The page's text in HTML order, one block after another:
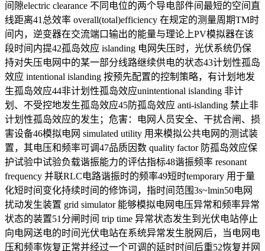
间隙electric clearance 不同电位的两个导电部件间最短的空间直
线距离41总效率 overall(total)efficiency 在规定的测量周期TM时
间内，逆变器在交流端口输出的能量与理论上PV模拟器在该
段时间内提42孤岛效应 islanding 电网失压时，光伏系统仍保
持对失压电网中的某一部分线路继续供电的状态43计划性孤岛
效应 intentional islanding 按预先配置的控制策略，有计划地发
生孤岛效应44非计划性孤岛效应unintentional islanding 非计
划、不受控地发生孤岛效应45防孤岛效应 anti-islanding 禁止非
计划性孤岛效应的发生；危害：电网人员安全、干扰合闸、损
害设备46模拟电网 simulated utility 用来模拟公共电网的测试装
置，其电压和频率可调47品质因数 quality factor 防孤岛效应保
护试验中试验负载谐振能力的评估指标48谐振频率 resonant
frequency 并联RLC电路谐振时的频率49短时temporary 用于量
化短时间变化持续时间的修饰词，指时间范围3s~lmin50电网
扰动发生装置 grid simulator 能够模拟电网电压异常和频率异常
状态的装置51分闸时间 trip time 异常状态发生到光伏电站停止
向电网送电的时间光伏电站在系统异常发生脱网后，当电网电
压和频率恢复正常并经过一个可调的延时时间后重52恢复并网